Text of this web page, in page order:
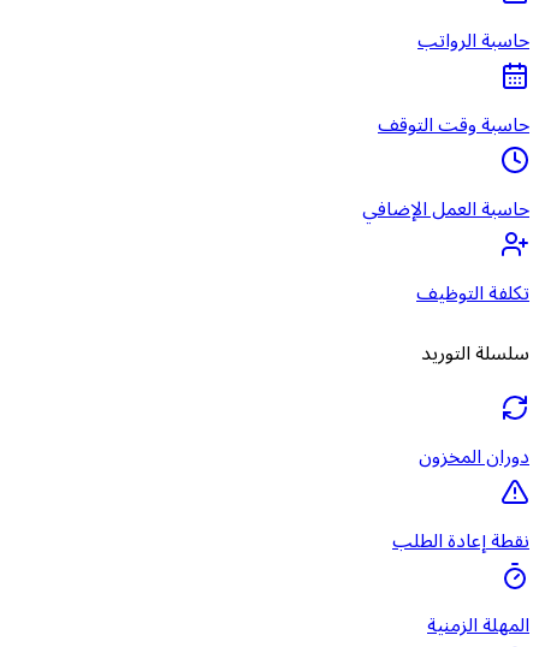
حاسبة الرواتب
حاسبة وقت التوقف
حاسبة العمل الإضافي
تكلفة التوظيف
سلسلة التوريد
دوران المخزون
نقطة إعادة الطلب
المهلة الزمنية